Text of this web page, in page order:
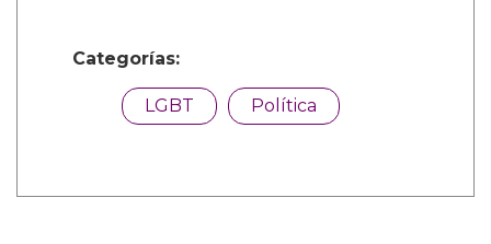
Categorías:
LGBT Política